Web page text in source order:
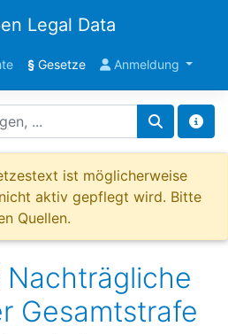
Legal Data
§Gesetze Anmeldung
ist möglicherweise
aktiv gepflegt wird. Bitte
Quellen.
Nachträgliche
Gesamtstrafe